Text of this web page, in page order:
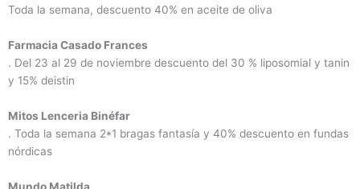
Toda la semana, descuento 40% en aceite de oliva
Farmacia Casado Frances
. Del 23 al 29 de noviembre descuento del 30 % liposomial y tanin
y 15% deistin
Mitos Lenceria Binéfar
. Toda la semana 2*1 bragas fantasía y 40% descuento en fundas
nórdicas